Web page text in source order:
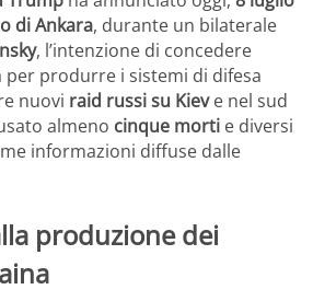
di Ankara, durante un bilaterale
, l’intenzione di concedere
per produrre i sistemi di difesa
nuovi raid russi su Kieve nel sud
almeno cinque morti e diversi
informazioni diffuse dalle
produzione dei